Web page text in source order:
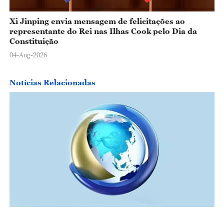
Xi Jinping envia mensagem de felicitações ao
representante do Rei nas Ilhas Cook pelo Dia da
Constituição
04-Aug-2026
Notícias Relacionadas